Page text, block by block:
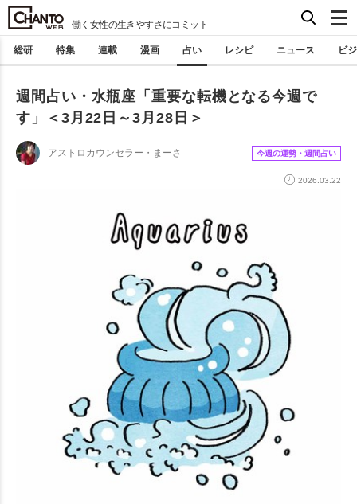
働く女性の生きやすさにコミット
総研 特集 連載 漫画 占い レシピ ニュース ビ
週間占い・水瓶座「重要な転機となる今週で
す」＜3月22日～3月28日＞
アストロカウンセラー・まーさ 今週の運勢・週間占い
2026.03.22